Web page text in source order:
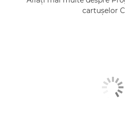
cartuşelor